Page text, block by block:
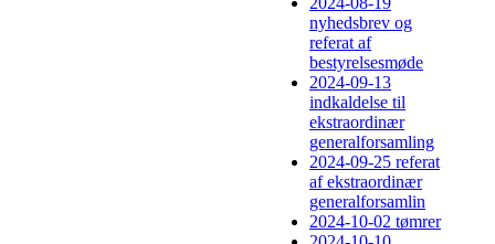
nyhedsbrev og
referat af
bestyrelsesmøde
2024-09-13
indkaldelse til
ekstraordinær
generalforsamling
2024-09-25 referat
af ekstraordinær
generalforsamlin
2024-10-02 tømrer